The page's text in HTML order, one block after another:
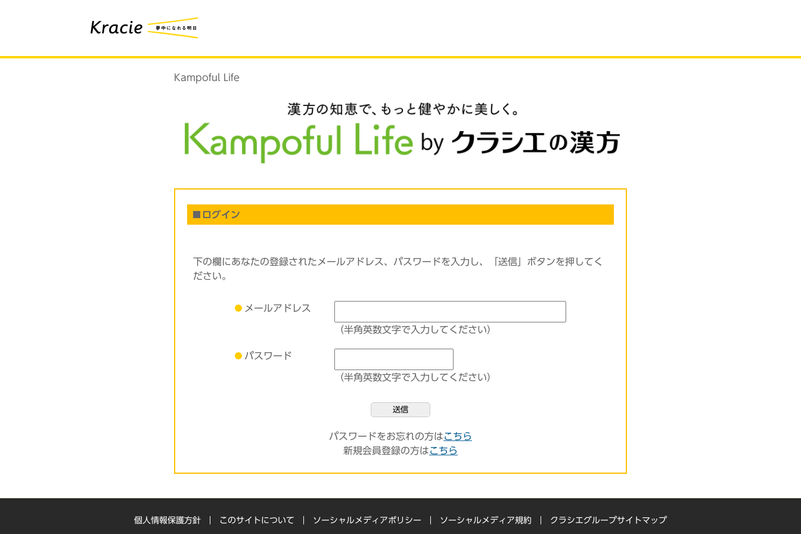
Kampoful Life
ログイン
下の欄にあなたの登録されたメールアドレス、パスワードを入力し、「送信」ボタンを押してく
ださい。
メールアドレス
（半角英数文字で入力してください）
パスワード
（半角英数文字で入力してください）
送信
パスワードをお忘れの方はこちら
新規会員登録の方はこちら
個人情報保護方針 このサイトについて ソーシャルメディアポリシー ソーシャルメディア規約 クラシエグループサイトマップ